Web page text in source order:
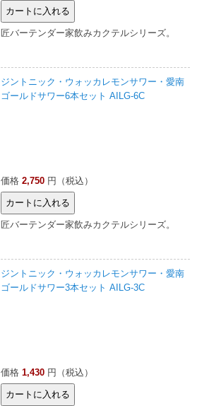
匠バーテンダー家飲みカクテルシリーズ。
ジントニック・ウォッカレモンサワー・愛南
ゴールドサワー6本セット AILG-6C
価格 2,750 円（税込）
匠バーテンダー家飲みカクテルシリーズ。
ジントニック・ウォッカレモンサワー・愛南
ゴールドサワー3本セット AILG-3C
価格 1,430 円（税込）